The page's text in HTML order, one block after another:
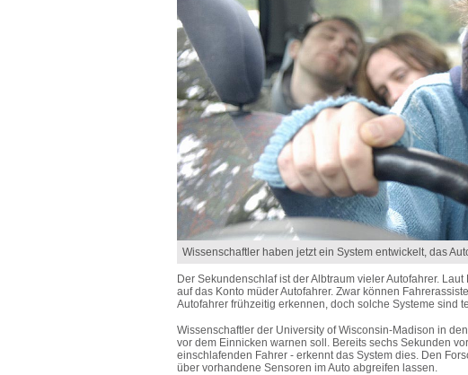
Wissenschaftler haben jetzt ein System entwickelt, das
Der Sekundenschlaf ist der Albtraum vieler Autofahrer.
auf das Konto müder Autofahrer. Zwar können
Autofahrer frühzeitig erkennen, doch solche Systeme sind
Wissenschaftler der University of Wisconsin-Madison in
vor dem Einnicken warnen soll. Bereits sechs Sekunden
einschlafenden Fahrer - erkennt das System dies. Den
über vorhandene Sensoren im Auto abgreifen lassen.